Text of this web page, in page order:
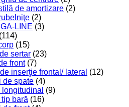
de amortizare (2)
(2)
LINE (3)
(114)
(15)
sertar (23)
front (7)
inserţie frontal/ lateral (12)
de spate (4)
longitudinal (9)
bară (16)